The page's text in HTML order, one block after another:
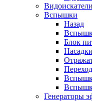
Вспышки
Назад
Блок
Генераторы